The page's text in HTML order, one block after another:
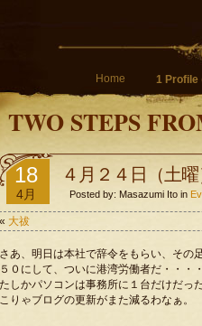
Home 1 Profile
TWO STEPS
18
4月
４月２４日（土
Posted by: Masazumi Ito in
« 大祓
さあ、明日は本社で辞令をもらい、その
５０にして、ついに港湾労働者だ・・・
たしかパソコンは事務所に１台だけだっ
こりゃブログの更新がまた減るわなぁ。